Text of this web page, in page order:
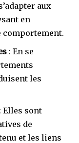
aux
en
comportement.
: En se
les
: Elles sont
de
et les liens